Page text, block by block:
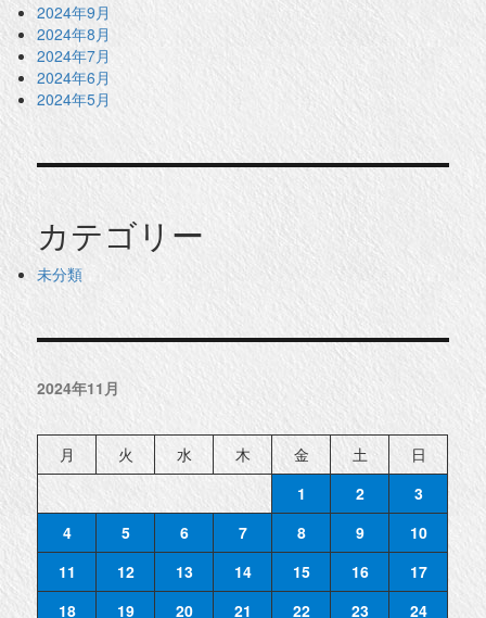
2024年9月
2024年8月
2024年7月
2024年6月
2024年5月
カテゴリー
未分類
2024年11月
月 火 水 木 金 土
日
1
2
3
4
5 6 7 8 9
10
11
12 13 14 15 16
17
18
19 20 21 22 23
24